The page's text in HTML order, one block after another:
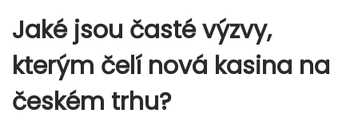
Jaké jsou časté výzvy,
kterým čelí nová kasina na
českém trhu?